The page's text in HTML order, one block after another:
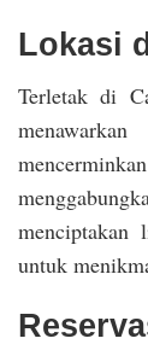
Lokasi
Terletak di
menciptakan
untuk